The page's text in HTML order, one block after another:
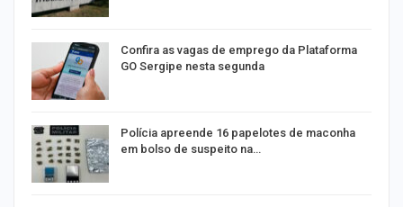
Confira as vagas de emprego da Plataforma
GO Sergipe nesta segunda
Polícia apreende 16 papelotes de maconha
em bolso de suspeito na…